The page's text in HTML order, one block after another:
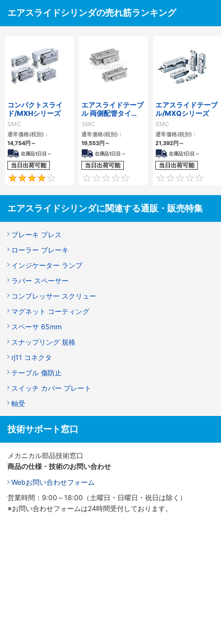
エアスライドシリンダの売れ筋ランキング
コンパクトスライ
ド/MXHシリーズ
SMC
通常価格(税別)：
14,754円～
在庫品1日目～
当日出荷可能
4
エアスライドテーブ
ル 両側配管タイ
プ/MXQ□Aシリー
ズ
SMC
通常価格(税別)：
19,553円～
在庫品1日目～
当日出荷可能
0
エアスライドテーブ
ル/MXQシリーズ
SMC
通常価格(税別)：
21,392円～
在庫品1日目～
当日出荷可能
エアスライドシリンダに関連する通販・販売特集
ブレーキ プレス
ローラー ブレーキ
インジケーター ランプ
ラバー スペーサー
コンプレッサー スクリュー
マグネット コーティング
スペーサ 65mm
スナップリング 規格
rj11 コネクタ
テーブル 傷防止
スイッチ カバー プレート
軸受
技術サポート窓口
メカニカル部品技術窓口
商品の仕様・技術のお問い合わせ
Webお問い合わせフォーム
営業時間：9:00～18:00（土曜日・日曜日・祝日は除く）
※お問い合わせフォームは24時間受付しております。